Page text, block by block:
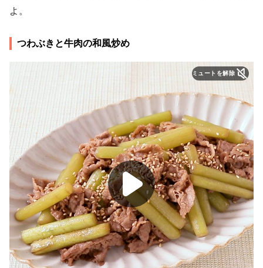
よ。
つわぶきと牛肉の和風炒め
ミュートを解除